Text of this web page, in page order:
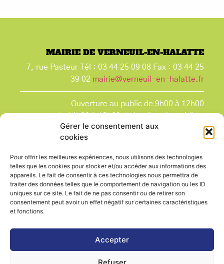
Gérer le consentement aux
cookies
Pour offrir les meilleures expériences, nous utilisons des technologies
telles que les cookies pour stocker et/ou accéder aux informations des
appareils. Le fait de consentir à ces technologies nous permettra de
traiter des données telles que le comportement de navigation ou les ID
uniques sur ce site. Le fait de ne pas consentir ou de retirer son
consentement peut avoir un effet négatif sur certaines caractéristiques
et fonctions.
Accepter
Refuser
MAIRIE DE VERNEUIL-EN-HALATTE
7, rue Pasteur Tél : 03 44 25 09 08 Fax : 03 44 25
39 02 mairie@verneuil-en-halatte.fr
Ouverture au public de 9h00 à 12h00
et de 14h00 à 18h00 du lundi après-midi au
vendredi,
et le samedi de 9h00 à 12h00.
que les jours fériés.